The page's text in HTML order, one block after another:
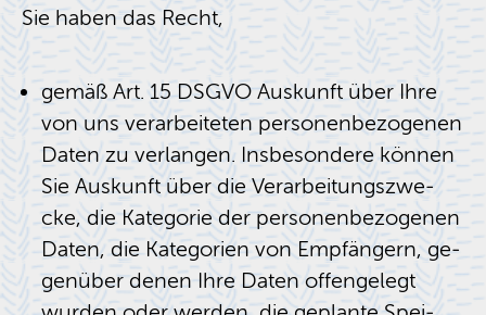
Sie haben das Recht,
gemäß Art. 15 DSGVO Aus­kunft über Ihre
von uns ver­ar­bei­te­ten per­so­nen­be­zo­ge­nen
Daten zu ver­lan­gen. Ins­be­son­de­re kön­nen
Sie Aus­kunft über die Ver­ar­bei­tungs­zwe­
cke, die Ka­te­go­rie der per­so­nen­be­zo­ge­nen
Daten, die Ka­te­go­ri­en von Emp­fän­gern, ge­
gen­über denen Ihre Daten of­fen­ge­legt